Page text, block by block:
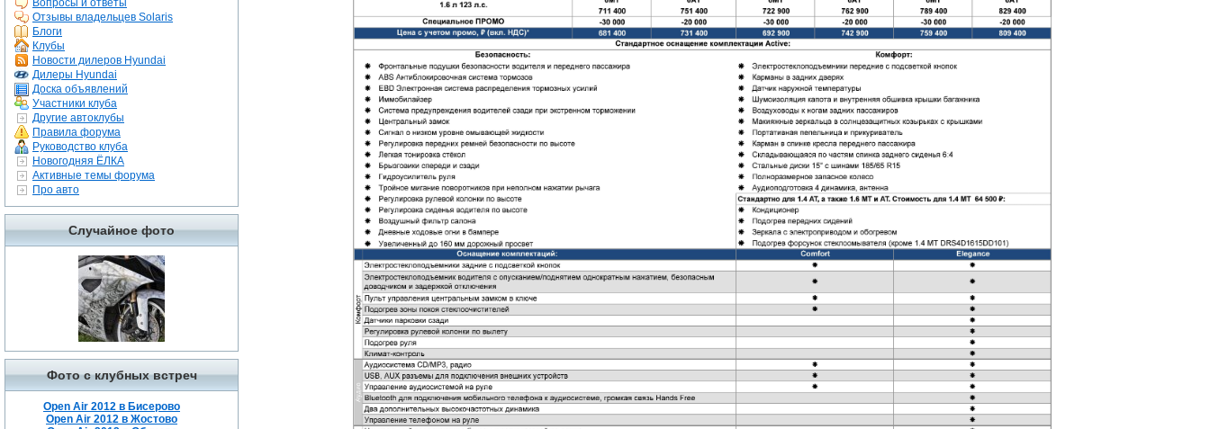
Вопросы и ответы
Отзывы владельцев Solaris
Блоги
Клубы
Новости дилеров Hyundai
Дилеры Hyundai
Доска объявлений
Участники клуба
Другие автоклубы
Правила форума
Руководство клуба
Новогодняя ЁЛКА
Активные темы форума
Про авто
Случайное фото
Фото с клубных встреч
Open Air 2012 в Бисерово
Open Air 2012 в Жостово